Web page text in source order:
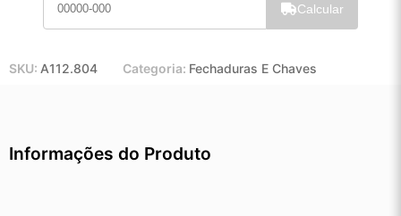
Calcular
SKU: A112.804 Categoria: Fechaduras E Chaves
Informações do Produto